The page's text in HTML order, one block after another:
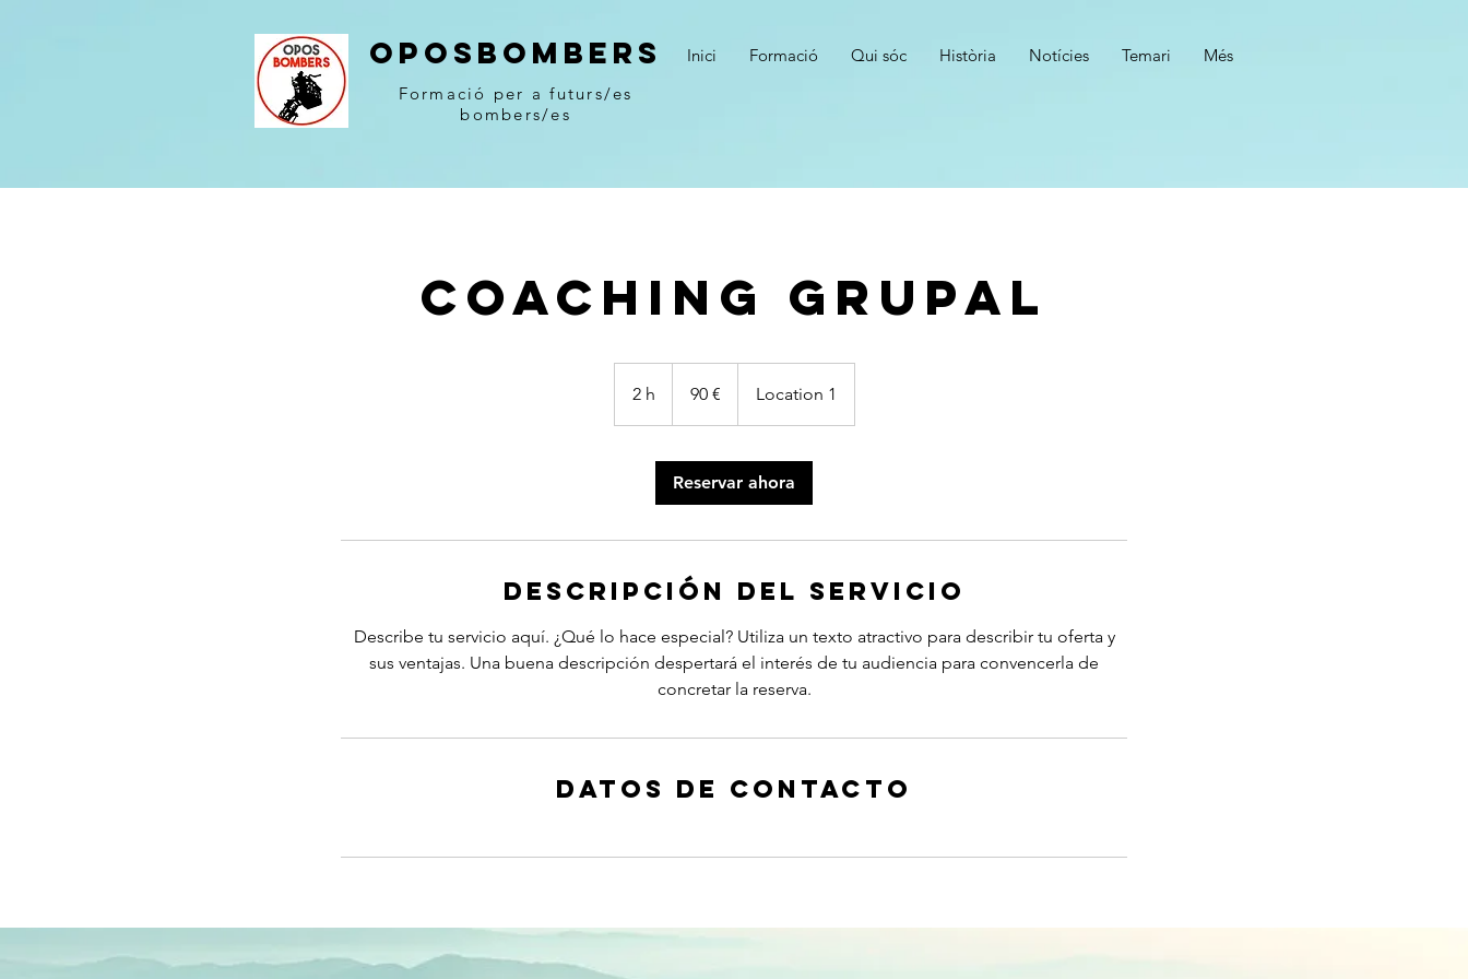
OPOSBOMBERS Inici Formació Qui sóc Història Notícies Temari
Més
Formació per a futurs/es
bombers/es
Coaching Grupal
2 h 90 € Location 1
Reservar ahora
Descripción del servicio
Describe tu servicio aquí. ¿Qué lo hace especial? Utiliza un texto atractivo para describir tu oferta y
sus ventajas. Una buena descripción despertará el interés de tu audiencia para convencerla de
concretar la reserva.
Datos de contacto